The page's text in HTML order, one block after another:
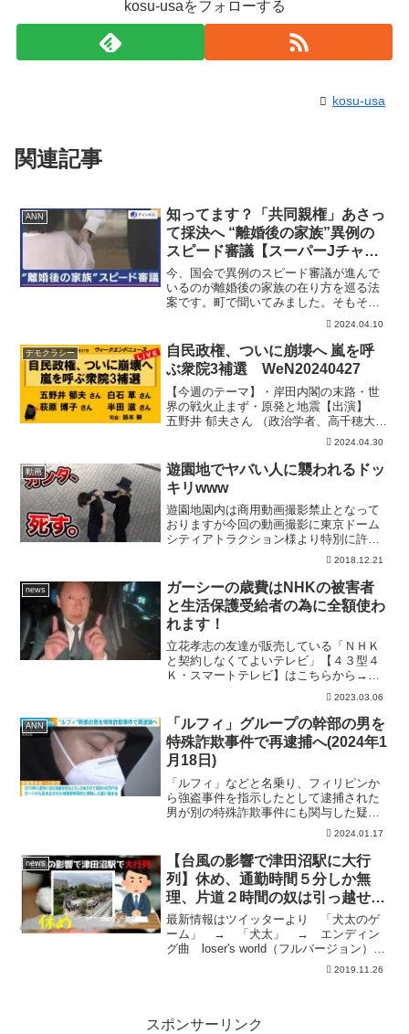
kosu-usaをフォローする
kosu-usa
関連記事
ANN
知ってます？「共同親権」あさっ
て採決へ “離婚後の家族”異例の
スピード審議【スーパーJチャン
ネル】(2024年4月10日)
今、国会で異例のスピード審議が進んで
いるのが離婚後の家族の在り方を巡る法
案です。町で聞いてみました。そもそも
この話、知っていましたか。■“離婚後の
家族”異例のスピード審議離婚した30代の
人（娘22歳）「（元夫に）髪の毛をつか
まれて引きずり回...
2024.04.10
デモクラシー
自民政権、ついに崩壊へ 嵐を呼
ぶ衆院3補選 WeN20240427
【今週のテーマ】・岸田内閣の末路・世
界の戦火止まず・原発と地震【出演】
五野井 郁夫さん （政治学者、高千穂大学
教授） 白石 草さん （ジャーナリスト、
Our Planet-TV代表） 荻原 博子さん
（経済ジャーナリスト） 半田 滋さん ...
2024.04.30
動画
遊園地でヤバい人に襲われるドッ
キリwww
遊園地園内は商用動画撮影禁止となって
おりますが今回の動画撮影に東京ドーム
シティアトラクション様より特別に許可
をいただいております。■U-FES.遊園地
■U-FES. 2018の情報はこちら11/...
2018.12.21
news
ガーシーの歳費はNHKの被害者
と生活保護受給者の為に全額使わ
れます！
立花孝志の友達が販売している「ＮＨＫ
と契約しなくてよいテレビ」【４３型４
Ｋ・スマートテレビ】はこちらから→こ
ちらから、購入ボタンをおして、「プロ
モーションコードを追加」ボタンを押し
て「NHK815」と入力すると2200円安く
なります。３７,...
2023.03.06
ANN
「ルフィ」グループの幹部の男を
特殊詐欺事件で再逮捕へ(2024年1
月18日)
「ルフィ」などと名乗り、フィリピンか
ら強盗事件を指示したとして逮捕された
男が別の特殊詐欺事件にも関与した疑い
が強まったとして、警視庁が18日にも再
逮捕する方針です。 渡邉優樹被告
（39）はルフィなどを名乗る人物がフィ
リピンの収容所から指示を...
2024.01.17
news
【台風の影響で津田沼駅に大行
列】休め、通勤時間５分しか無
理、片道２時間の奴は引っ越せ、
去年は風車倒れ、たまねぎ男
最新情報はツイッターより 「犬太のゲ
ーム」 → 「犬太」 → エンディン
グ曲 loser's world（フルバージョン）
2019.11.26
スポンサーリンク